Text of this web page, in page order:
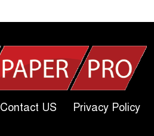
| Today Dakhil Exam
খুবি সি ইউনিট ভর্তি পরীক্ষার প্রশ্ন
২০২৫ | KU C Unit Admission
Question
Contact US
Privacy Policy